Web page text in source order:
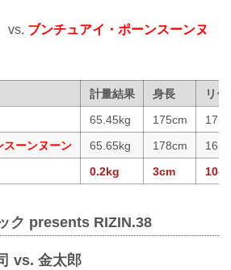
vs. ブンチュアイ・ポーンスーンヌ
計量結果 身長
リー
65.45kg 175cm
スーンヌーン
65.65kg 178cm
0.2kg 3cm
ク presents RIZIN.38
vs. 金太郎